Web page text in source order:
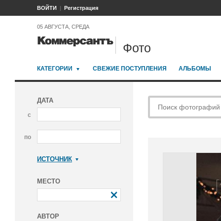
ВОЙТИ Регистрация
05 АВГУСТА, СРЕДА
Фото
КАТЕГОРИИ СВЕЖИЕ ПОСТУПЛЕНИЯ АЛЬБОМЫ
ДАТА
с
по
ИСТОЧНИК
МЕСТО
АВТОР